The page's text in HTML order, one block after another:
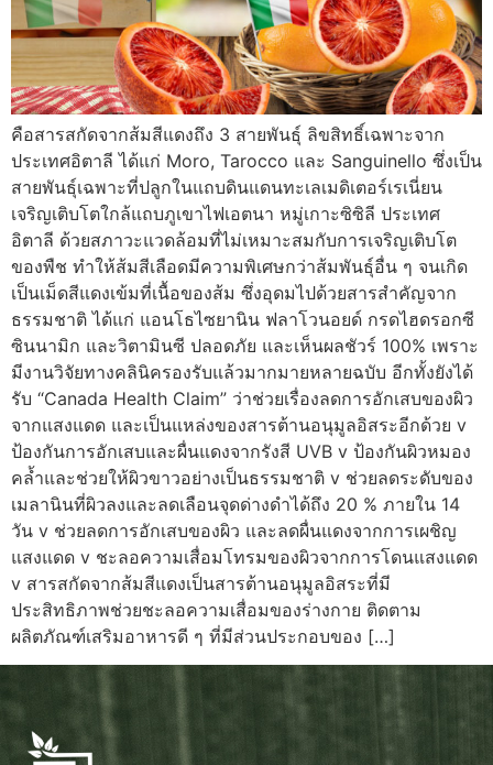
คือสารสกัดจากส้มสีแดงถึง 3 สายพันธุ์ ลิขสิทธิ์เฉพาะจาก
ประเทศอิตาลี ได้แก่ Moro, Tarocco และ Sanguinello ซึ่งเป็น
สายพันธุ์เฉพาะที่ปลูกในแถบดินแดนทะเลเมดิเตอร์เรเนี่ยน
เจริญเติบโตใกล้แถบภูเขาไฟเอตนา หมู่เกาะซิซิลี ประเทศ
อิตาลี ด้วยสภาวะแวดล้อมที่ไม่เหมาะสมกับการเจริญเติบโต
ของพืช ทำให้ส้มสีเลือดมีความพิเศษกว่าส้มพันธุ์อื่น ๆ จนเกิด
เป็นเม็ดสีแดงเข้มที่เนื้อของส้ม ซึ่งอุดมไปด้วยสารสำคัญจาก
ธรรมชาติ ได้แก่ แอนโธไซยานิน ฟลาโวนอยด์ กรดไฮดรอกซี
ซินนามิก และวิตามินซี ปลอดภัย และเห็นผลชัวร์ 100% เพราะ
มีงานวิจัยทางคลินิครองรับแล้วมากมายหลายฉบับ อีกทั้งยังได้
รับ “Canada Health Claim” ว่าช่วยเรื่องลดการอักเสบของผิว
จากแสงแดด และเป็นแหล่งของสารต้านอนุมูลอิสระอีกด้วย v
ป้องกันการอักเสบและผื่นแดงจากรังสี UVB v ป้องกันผิวหมอง
คล้ำและช่วยให้ผิวขาวอย่างเป็นธรรมชาติ v ช่วยลดระดับของ
เมลานินที่ผิวลงและลดเลือนจุดด่างดำได้ถึง 20 % ภายใน 14
วัน v ช่วยลดการอักเสบของผิว และลดผื่นแดงจากการเผชิญ
แสงแดด v ชะลอความเสื่อมโทรมของผิวจากการโดนแสงแดด
v สารสกัดจากส้มสีแดงเป็นสารต้านอนุมูลอิสระที่มี
ประสิทธิภาพช่วยชะลอความเสื่อมของร่างกาย ติดตาม
ผลิตภัณฑ์เสริมอาหารดี ๆ ที่มีส่วนประกอบของ […]